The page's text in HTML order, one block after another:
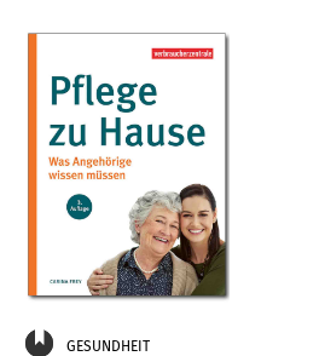
GESUNDHEIT